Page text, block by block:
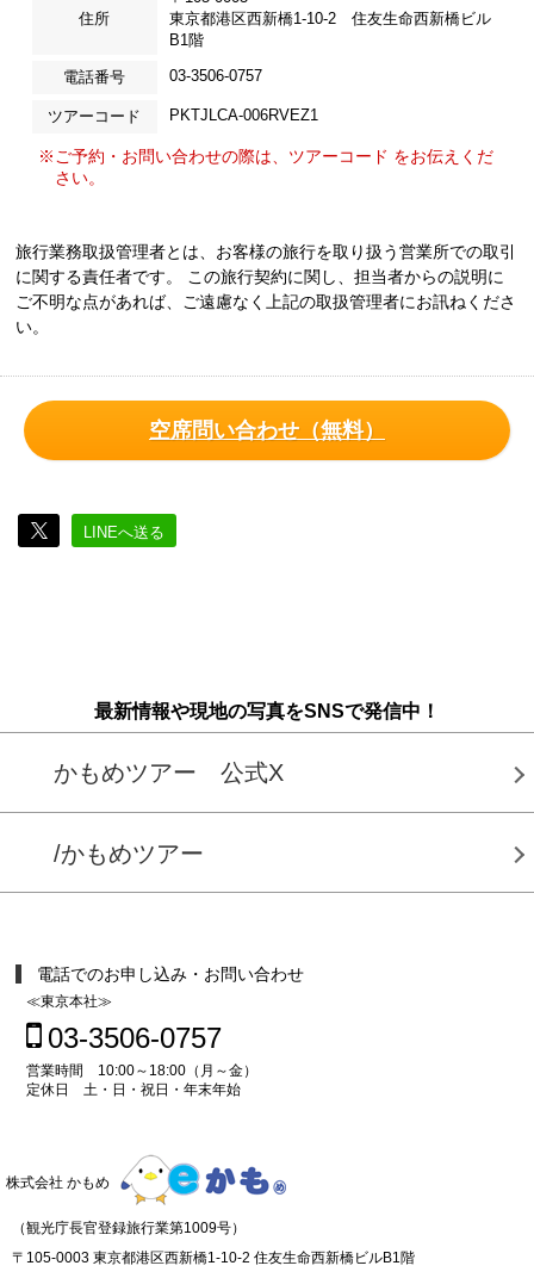
住所
東京都港区西新橋1-10-2 住友生命西新橋ビル
B1階
電話番号 03-3506-0757
ツアーコード PKTJLCA-006RVEZ1
※ご予約・お問い合わせの際は、ツアーコード をお伝えくだ
さい。
旅行業務取扱管理者とは、お客様の旅行を取り扱う営業所での取引
に関する責任者です。 この旅行契約に関し、担当者からの説明に
ご不明な点があれば、ご遠慮なく上記の取扱管理者にお訊ねくださ
い。
空席問い合わせ（無料）
LINEへ送る
最新情報や現地の写真をSNSで発信中！
かもめツアー 公式X
/かもめツアー
電話でのお申し込み・お問い合わせ
≪東京本社≫
03-3506-0757
営業時間 10:00～18:00（月～金）
定休日 土・日・祝日・年末年始
株式会社 かもめ
（観光庁長官登録旅行業第1009号）
〒105-0003 東京都港区西新橋1-10-2 住友生命西新橋ビルB1階